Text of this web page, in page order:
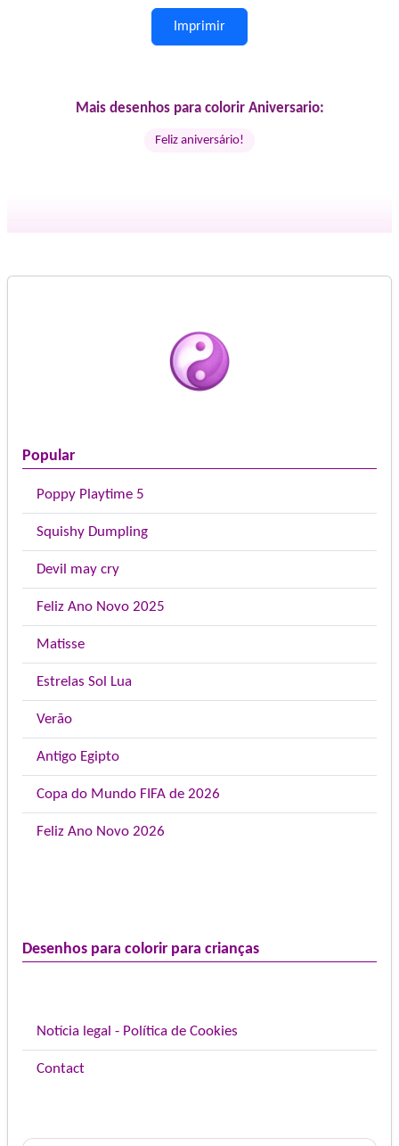
Popular
Poppy Playtime 5
Squishy Dumpling
Devil may cry
Feliz Ano Novo 2025
Matisse
Estrelas Sol Lua
Verão
Antigo Egipto
Copa do Mundo FIFA de 2026
Feliz Ano Novo 2026
Desenhos para colorir para crianças
Notícia legal - Política de Cookies
Contact
Imprimir
Mais desenhos para colorir Aniversario:
Feliz aniversário!